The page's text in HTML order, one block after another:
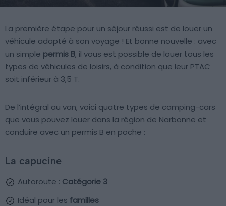
La première étape pour un séjour réussi est de louer un
véhicule adapté à son voyage ! Et bonne nouvelle : avec
un simple permis B, il vous est possible de louer tous les
types de véhicules de loisirs, à condition que leur PTAC
soit inférieur à 3,5 T.
De l’intégral au van, voici quatre types de camping-cars
que vous pouvez louer dans la région de Narbonne et
conduire avec un permis B en poche :
La capucine
Autoroute : Catégorie 3
Idéal pour les familles